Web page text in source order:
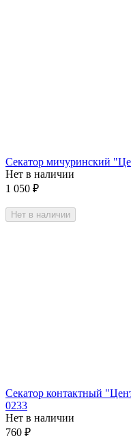
Секатор мичуринский
Нет в наличии
1 050 ₽
Нет в наличии
Секатор контактный
0233
Нет в наличии
760 ₽